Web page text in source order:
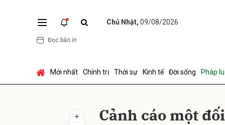
Chủ Nhật, 09/08/2026
Đọc báo in
Mới nhất Chính trị Thời sự Kinh tế Đời sống Pháp
Cảnh cáo một